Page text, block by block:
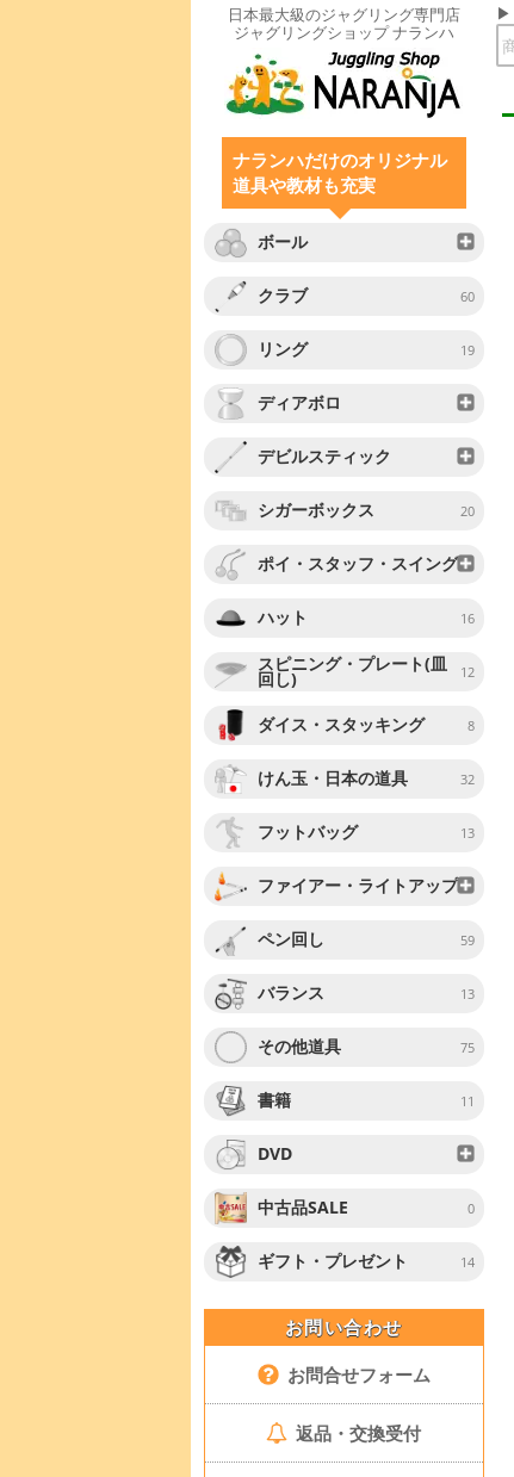
日本最大級のジャグリング専門店
ジャグリングショップ ナランハ
ナランハだけのオリジナル
道具や教材も充実
ボール
クラブ 60
リング 19
ディアボロ
デビルスティック
シガーボックス 20
ポイ・スタッフ・スイング
ハット 16
スピニング・プレート(皿
回し) 12
ダイス・スタッキング 8
けん玉・日本の道具 32
フットバッグ 13
ファイアー・ライトアップ
ペン回し 59
バランス 13
その他道具 75
書籍 11
DVD
中古品SALE 0
ギフト・プレゼント 14
お問い合わせ
お問合せフォーム
返品・交換受付